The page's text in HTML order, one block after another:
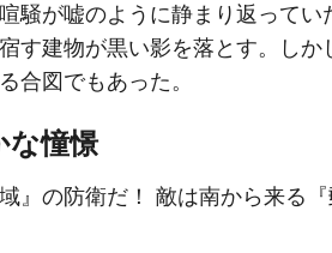
騒が嘘のように静まり返ってい
す建物が黒い影を落とす。しか
合図でもあった。
な憧憬
』の防衛だ！ 敵は南から来る